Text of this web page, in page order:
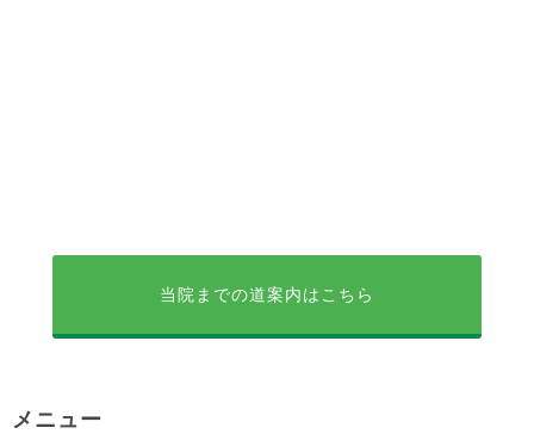
当院までの道案内はこちら
メニュー